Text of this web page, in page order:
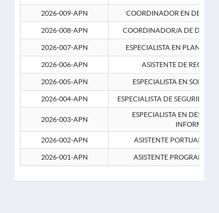
2026-009-APN COORDINADOR EN
2026-008-APN COORDINADOR/A DE
2026-007-APN ESPECIALISTA EN
2026-006-APN ASISTENTE DE
2026-005-APN ESPECIALISTA EN
2026-004-APN ESPECIALISTA DE SEGURIDAD
2026-003-APN
ESPECIALISTA EN
2026-002-APN
ASISTENTE PORTUARIO 2-
2026-001-APN ASISTENTE